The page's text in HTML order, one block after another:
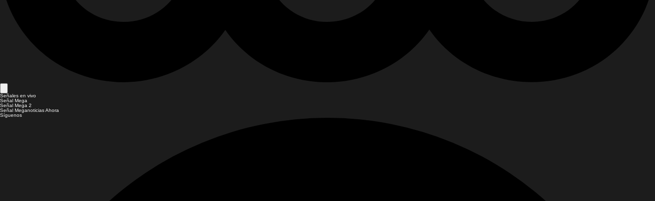
Señales en vivo
Señal Mega
Señal Mega 2
Señal Meganoticias Ahora
Síguenos